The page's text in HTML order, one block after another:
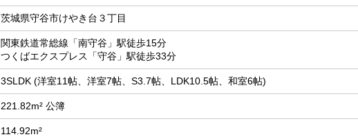
茨城県守谷市けやき台３丁目
関東鉄道常総線「南守谷」駅徒歩15分
つくばエクスプレス「守谷」駅徒歩33分
3SLDK (洋室11帖、洋室7帖、S3.7帖、LDK10.5帖、和室6帖)
221.82m² 公簿
114.92m²